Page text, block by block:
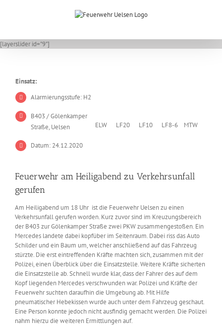
[layerslider id="9"]
Einsatz:
Alarmierungsstufe: H2
B403 / Gölenkamper
Straße, Uelsen
Datum: 24.12.2020
ELW LF20 LF10 LF8-6 MTW
Feuerwehr am Heiligabend zu Verkehrsunfall
gerufen
Am Heiligabend um 18 Uhr ist die Feuerwehr Uelsen zu einen
Verkehrsunfall gerufen worden. Kurz zuvor sind im Kreuzungsbereich
der B403 zur Gölenkamper Straße zwei PKW zusammengestoßen. Ein
Mercedes landete dabei kopfüber im Seitenraum. Dabei riss das Auto
Schilder und ein Baum um, welcher anschließend auf das Fahrzeug
stürzte. Die erst eintreffenden Kräfte machten sich, zusammen mit der
Polizei, einen Überblick über die Einsatzstelle. Weitere Kräfte sicherten
die Einsatzstelle ab. Schnell wurde klar, dass der Fahrer des auf dem
Kopf liegenden Mercedes verschwunden war. Polizei und Kräfte der
Feuerwehr suchten daraufhin die Umgebung ab. Mit Hilfe
pneumatischer Hebekissen wurde auch unter dem Fahrzeug geschaut.
Eine Person konnte jedoch nicht ausfindig gemacht werden. Die Polizei
nahm hierzu die weiteren Ermittlungen auf.